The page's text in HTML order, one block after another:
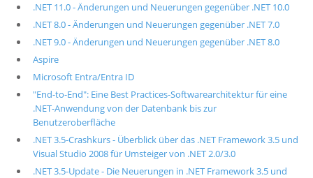
.NET 11.0 - Änderungen und Neuerungen gegenüber .NET 10.0
.NET 8.0 - Änderungen und Neuerungen gegenüber .NET 7.0
.NET 9.0 - Änderungen und Neuerungen gegenüber .NET 8.0
Aspire
Microsoft Entra/Entra ID
"End-to-End": Eine Best Practices-Softwarearchitektur für eine
.NET-Anwendung von der Datenbank bis zur
Benutzeroberfläche
.NET 3.5-Crashkurs - Überblick über das .NET Framework 3.5 und
Visual Studio 2008 für Umsteiger von .NET 2.0/3.0
.NET 3.5-Update - Die Neuerungen in .NET Framework 3.5 und